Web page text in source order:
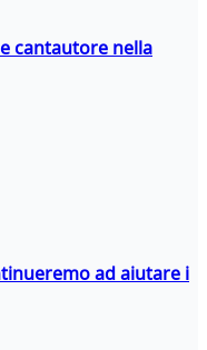
cantautore nella
ad aiutare i